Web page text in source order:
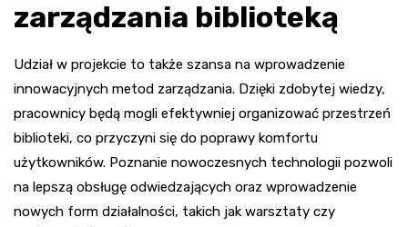
zarządzania biblioteką
Udział w projekcie to także szansa na wprowadzenie
innowacyjnych metod zarządzania. Dzięki zdobytej wiedzy,
pracownicy będą mogli efektywniej organizować przestrzeń
biblioteki, co przyczyni się do poprawy komfortu
użytkowników. Poznanie nowoczesnych technologii pozwoli
na lepszą obsługę odwiedzających oraz wprowadzenie
nowych form działalności, takich jak warsztaty czy